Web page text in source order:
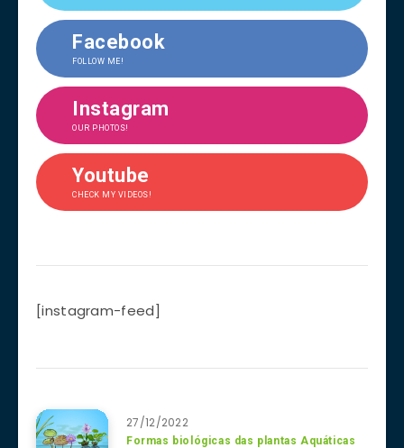
Facebook
FOLLOW ME!
Instagram
OUR PHOTOS!
Youtube
CHECK MY VIDEOS!
[instagram-feed]
27/12/2022
Formas biológicas das plantas Aquáticas